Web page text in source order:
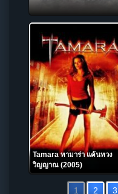
Tamara ทามาร่า แค้นทวง
วิญญาณ (2005)
1 2 3